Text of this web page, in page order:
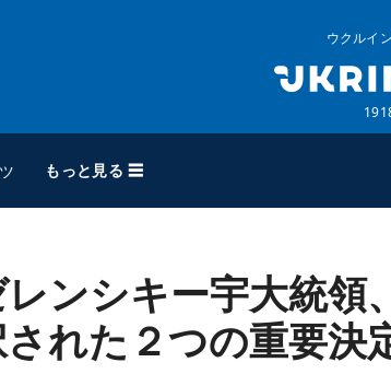
ウクルイ
もっと見る ☰
ウクルインフォルム
ウクルインフォルムについ
て
ンシキー宇大統領
れた２つの重要決